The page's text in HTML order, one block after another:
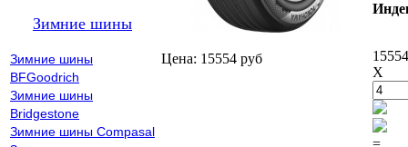
Зимние шины
Зимние шины
BFGoodrich
Зимние шины
Bridgestone
Зимние шины Compasal
Цена: 15554 руб
X
=